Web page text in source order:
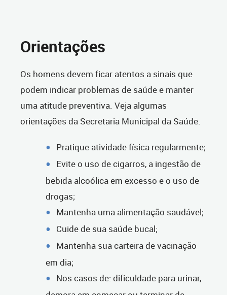
Orientações
Os homens devem ficar atentos a sinais que
podem indicar problemas de saúde e manter
uma atitude preventiva. Veja algumas
orientações da Secretaria Municipal da Saúde.
Pratique atividade física regularmente;
Evite o uso de cigarros, a ingestão de
bebida alcoólica em excesso e o uso de
drogas;
Mantenha uma alimentação saudável;
Cuide de sua saúde bucal;
Mantenha sua carteira de vacinação
em dia;
Nos casos de: dificuldade para urinar,